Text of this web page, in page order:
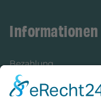
Informationen
Bezahlung
Newsletter